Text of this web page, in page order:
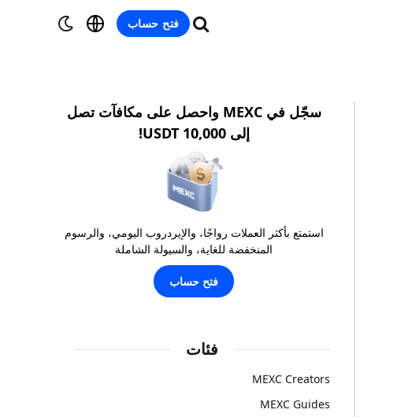
فتح حساب
سجّل في MEXC واحصل على مكافآت تصل
إلى 10,000 USDT!
استمتع بأكثر العملات رواجًا، والإيردروب اليومي، والرسوم
المنخفضة للغاية، والسيولة الشاملة
فتح حساب
فئات
MEXC Creators
MEXC Guides